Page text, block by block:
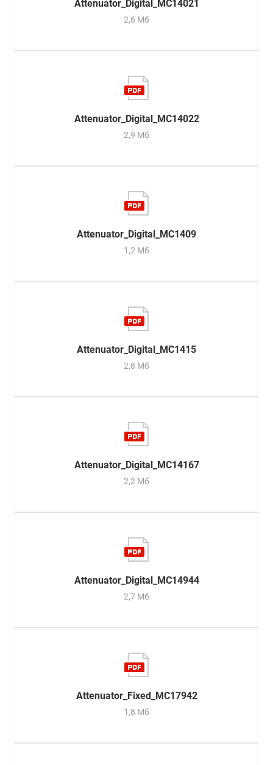
Attenuator_Digital_MC14021
2,6 Мб
Attenuator_Digital_MC14022
2,9 Мб
Attenuator_Digital_MC1409
1,2 Мб
Attenuator_Digital_MC1415
2,8 Мб
Attenuator_Digital_MC14167
2,2 Мб
Attenuator_Digital_MC14944
2,7 Мб
Attenuator_Fixed_MC17942
1,8 Мб